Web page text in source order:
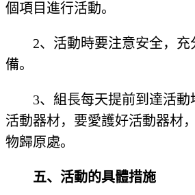
個項目進行活動。
2、活動時要注意安全，
備。
3、組長每天提前到達活動
活動器材，要愛護好活動器材
物歸原處。
五、活動的具體措施